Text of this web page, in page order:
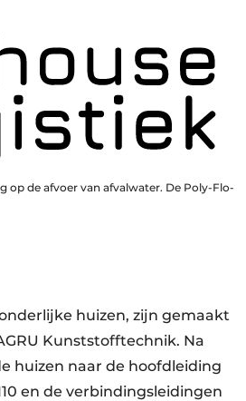
op de afvoer van afvalwater. De Poly-Flo-
huizen, zijn gemaakt
Kunststofftechnik. Na
huizen naar de hoofdleiding
en de verbindingsleidingen